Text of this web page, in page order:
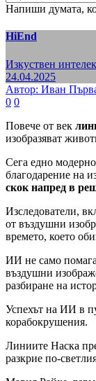
Напиши думата,
HiEnd
Изкуствен
24.04.2025
Автор: Иван
0 0
Повече от век
изобразяват
Сега едно
благодарение на
скок напред в
Изследователи,
от въздушни
времето, което
ИИ не само
въздушни
разбиране на
Успехът на ИИ в
корабокрушения.
Линиите Наска
разкрие по-